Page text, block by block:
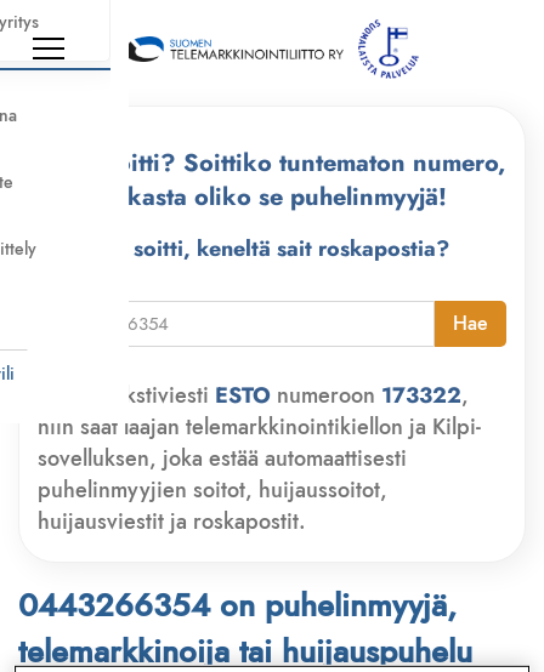
Kuka soitti? Soittiko tuntematon numero,
tarkasta oliko se puhelinmyyjä!
Kuka soitti, keneltä sait roskapostia?
Hae
Lähetä tekstiviesti ESTO numeroon 173322,
niin saat laajan telemarkkinointikiellon ja Kilpi-
sovelluksen, joka estää automaattisesti
puhelinmyyjien soitot, huijaussoitot,
huijausviestit ja roskapostit.
0443266354 on puhelinmyyjä,
telemarkkinoija tai huijauspuhelu